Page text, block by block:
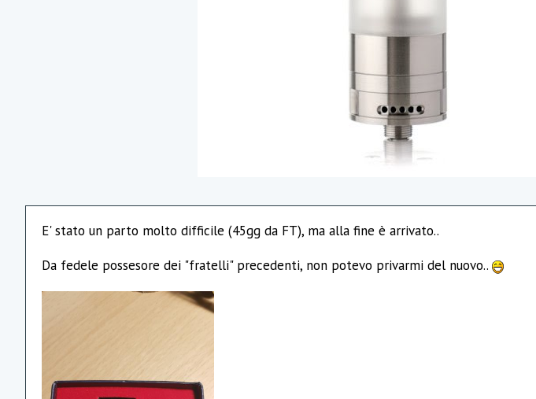
E' stato un parto molto difficile (45gg da FT), ma alla fine è arrivato..
Da fedele possesore dei "fratelli" precedenti, non potevo privarmi del nuovo..